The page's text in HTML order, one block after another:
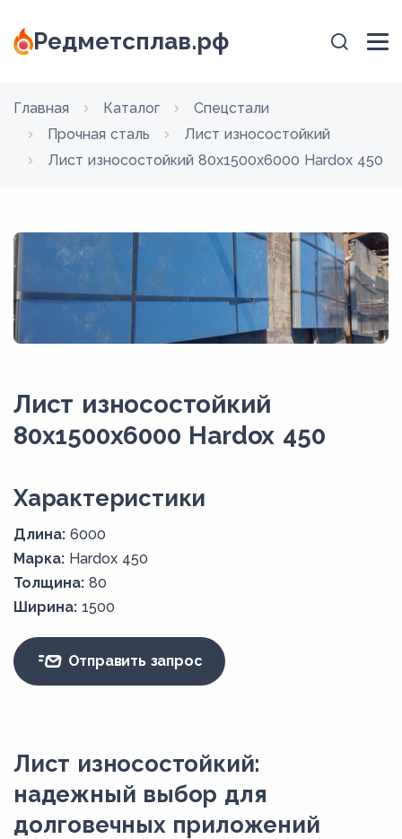
Редметсплав.рф
Главная Каталог
Спецстали
Прочная сталь
Лист износостойкий
Лист износостойкий 80x1500х6000 Hardox 450
Лист износостойкий
80x1500х6000 Hardox 450
Xарактеристики
Длина: 6000
Марка: Hardox 450
Толщина: 80
Ширина: 1500
Отправить запрос
Лист износостойкий:
надежный выбор для
долговечных приложений